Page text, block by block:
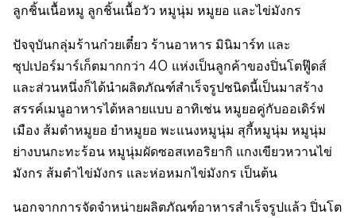
ลูกชิ้นเนื้อหมู ลูกชิ้นเนื้อวัว หมูนุ่ม หมูยอ และไข่มังกร
ปัจจุบันกลุ่มร้านก๋วยเตี๋ยว ร้านอาหาร มินิมาร์ท และ
ซุปเปอร์มาร์เก็ตมากกว่า 40 แห่งเป็นลูกค้าของปิ่นโตฟู๊ดส์
และส่วนหนึ่งก็ได้นำผลิตภัณฑ์สำเร็จรูปชนิดนี้เป็นมาสร้าง
สรรค์เมนูอาหารได้หลายแบบ อาทิเช่น หมูยอคู่กับออเดิร์ฟ
เมือง ส้มตำหมูยอ ยำหมูยอ พะแนงหมูนุ่ม สุกี้หมูนุ่ม หมูนุ่ม
ย่างบนกะทะร้อน หมูนุ่มผัดซอสเทอริยากิ แกงเขียวหวานไข่
มังกร ส้มตำไข่มังกร และห่อหมกไข่มังกร เป็นต้น
นอกจากการจัดจำหน่ายผลิตภัณฑ์อาหารสำเร็จรูปแล้ว ปิ่นโต